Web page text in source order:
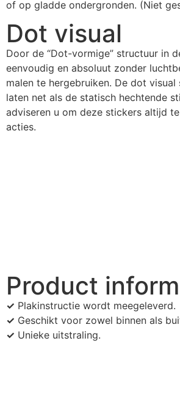
of op gladde ondergronden. (Niet
Dot visual
Door de “Dot-vormige” structuur in
eenvoudig en absoluut zonder
malen te hergebruiken. De dot
laten net als de statisch hechtende
adviseren u om deze stickers altijd
acties.
Product
✓ Plakinstructie wordt meegeleverd.
✓ Geschikt voor zowel binnen als
✓ Unieke uitstraling.